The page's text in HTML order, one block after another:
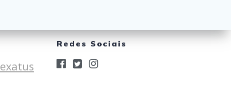
exatus
Redes Sociais